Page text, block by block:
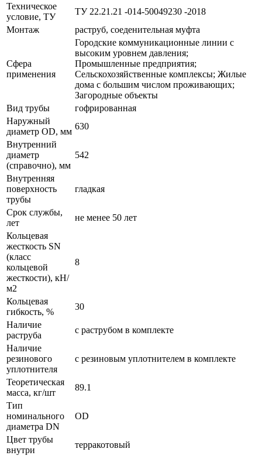
Техническое
условие, ТУ
ТУ 22.21.21 -014-50049230 -2018
Монтаж
раструб, соеденительная муфта
Сфера
применения
Городские коммуникационные линии с
высоким уровнем давления;
Промышленные предприятия;
Сельскохозяйственные комплексы; Жилые
дома с большим числом проживающих;
Загородные объекты
Вид трубы
гофрированная
Наружный
диаметр OD, мм
630
Внутренний
диаметр
(справочно), мм
542
Внутренняя
поверхность
трубы
гладкая
Срок службы,
лет
не менее 50 лет
Кольцевая
жесткость SN
(класс
кольцевой
жесткости), кН/
м2
8
Кольцевая
гибкость, %
30
Наличие
раструба
с раструбом в комплекте
Наличие
резинового
уплотнителя
с резиновым уплотнителем в комплекте
Теоретическая
масса, кг/шт
89.1
Тип
номинального
диаметра DN
OD
Цвет трубы
внутри
терракотовый